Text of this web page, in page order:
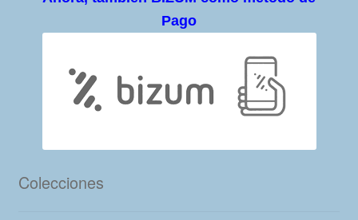
Pago
Colecciones